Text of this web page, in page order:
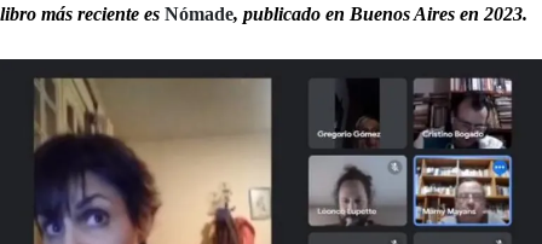
libro más reciente es Nómade, publicado en Buenos Aires en 2023.